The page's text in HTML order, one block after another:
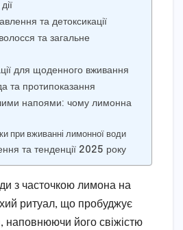
та детоксикації
та загальне
для щоденного вживання
та протипоказання
напоями: чому лимонна
при вживанні лимонної води
та тенденції 2025 року
з часточкою лимона на
ритуал, що пробуджує
наповнюючи його свіжістю